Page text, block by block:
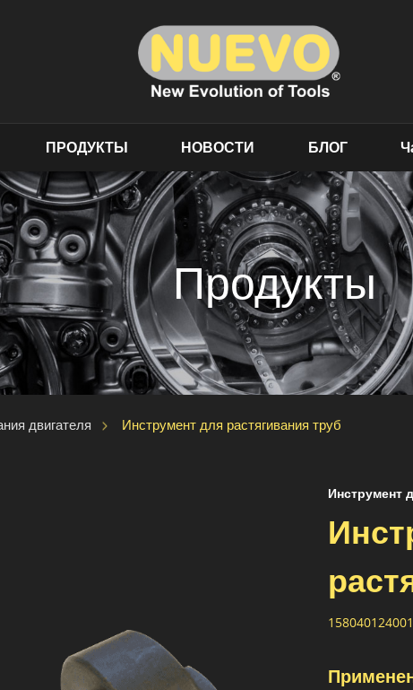
ПРОДУКТЫ НОВОСТИ БЛОГ
Продукты
двигателя Инструмент для растягивания труб
Инструмент
158040124001